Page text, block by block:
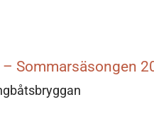
Sommarsäsongen